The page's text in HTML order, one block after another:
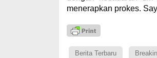
menerapkan prokes.
Berita Terbaru